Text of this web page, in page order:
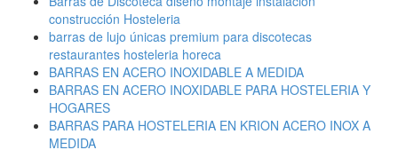
construcción Hosteleria
barras de lujo únicas premium para discotecas
restaurantes hosteleria horeca
BARRAS EN ACERO INOXIDABLE A MEDIDA
BARRAS EN ACERO INOXIDABLE PARA HOSTELERIA Y
HOGARES
BARRAS PARA HOSTELERIA EN KRION ACERO INOX A
MEDIDA